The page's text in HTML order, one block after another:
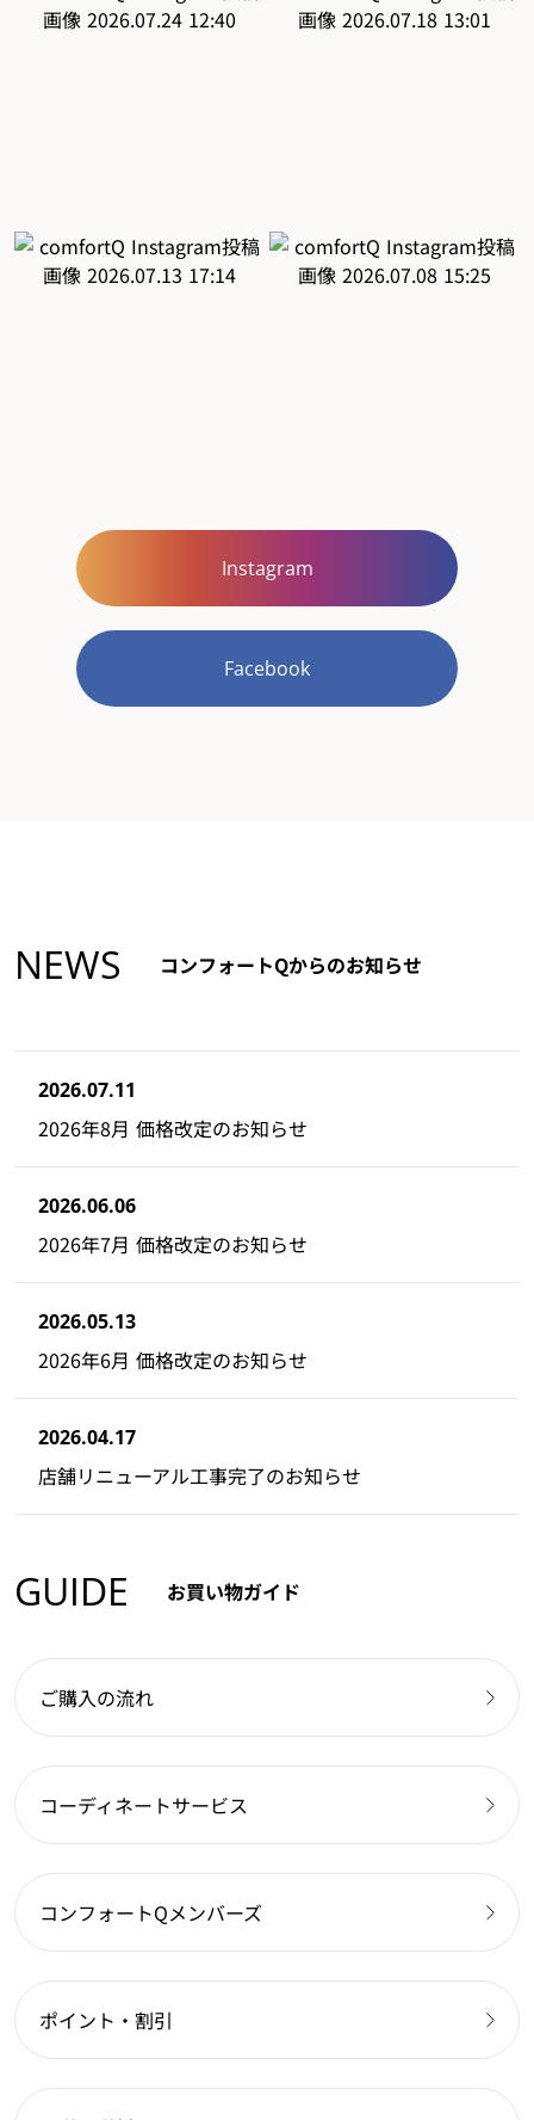
Instagram
Facebook
NEWS コンフォートQからのお知らせ
2026.07.11
2026年8月 価格改定のお知らせ
2026.06.06
2026年7月 価格改定のお知らせ
2026.05.13
2026年6月 価格改定のお知らせ
2026.04.17
店舗リニューアル工事完了のお知らせ
GUIDE お買い物ガイド
ご購入の流れ
コーディネートサービス
コンフォートQメンバーズ
ポイント・割引